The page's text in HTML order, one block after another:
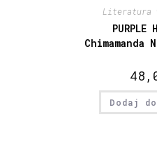
Literatura
PURPLE
Dodaj